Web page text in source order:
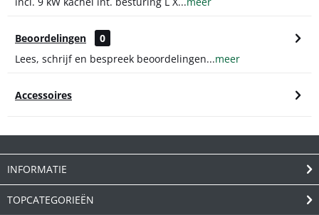
Beoordelingen
0
Lees, schrijf en bespreek beoordelingen...meer
Accessoires
INFORMATIE
TOPCATEGORIEËN